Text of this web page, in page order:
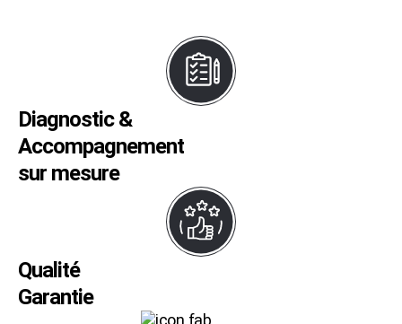
Diagnostic &
Accompagnement
sur mesure
Qualité
Garantie